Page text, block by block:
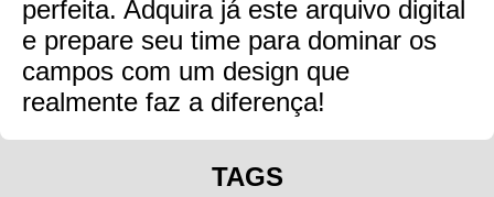
perfeita. Adquira já este arquivo digital
e prepare seu time para dominar os
campos com um design que
realmente faz a diferença!
TAGS